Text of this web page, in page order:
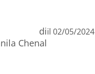
di
Chenal
il 02/05/2024